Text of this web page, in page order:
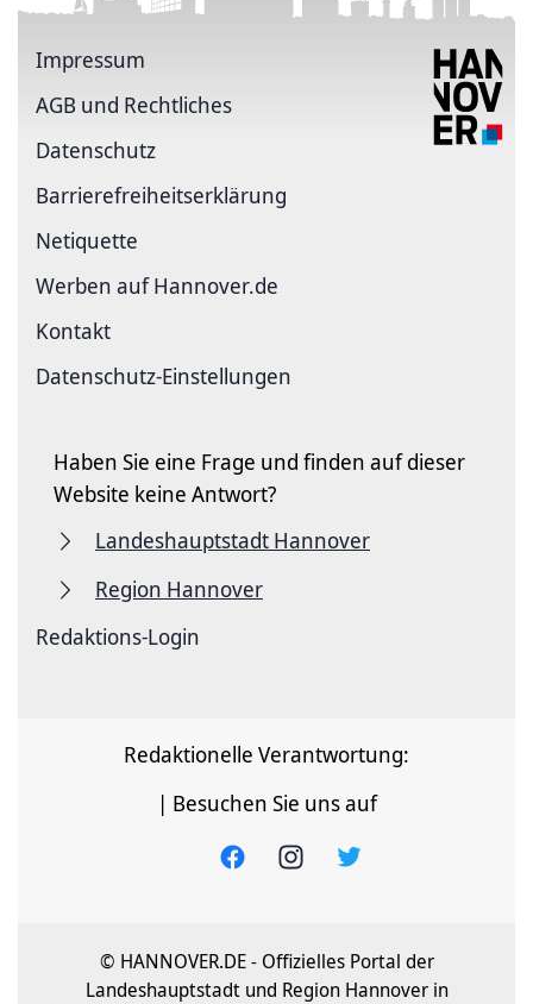
Impressum
AGB und Rechtliches
Datenschutz
Barriere­freiheits­erklärung
Netiquette
Werben auf Hannover.de
Kontakt
Datenschutz-Einstellungen
Haben Sie eine Frage und finden auf dieser
Website keine Antwort?
Landeshauptstadt Hannover
Region Hannover
Redaktions-Login
Redaktionelle Verantwortung:
| Besuchen Sie uns auf
© HANNOVER.DE - Offizielles Portal der
Landeshauptstadt und Region Hannover in